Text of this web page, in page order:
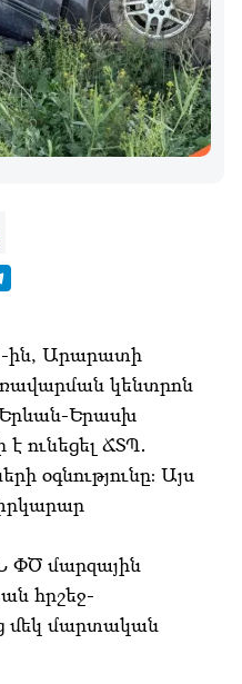
ին, Արարատի
կենտրոն
Երասխ
ՃՏՊ․
օգնությունը։ Այս
ՓԾ մարզային
հրշեջ-
մեկ մարտական